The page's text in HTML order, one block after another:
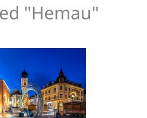
"Hemau"